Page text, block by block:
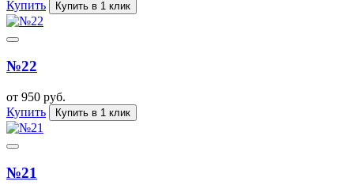
Купить Купить в 1 клик
№22
от 950 руб.
Купить
Купить в 1 клик
№21